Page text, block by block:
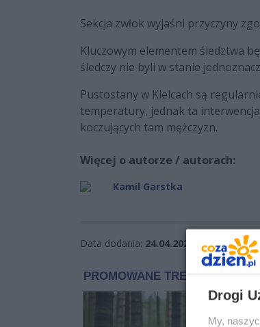
Sekcja zwłok wyjaśni przyczyny
Kluczowym elementem śledztwa
śledczy nie byli w stanie
Pustostany w Kielcach są
temperatury, jednak ta
koczujących tam mężczyzn.
Więcej o autorze / autorach:
Kamil Garstka
Data dodania: 24.04.2026 10:33
Drogi
My,